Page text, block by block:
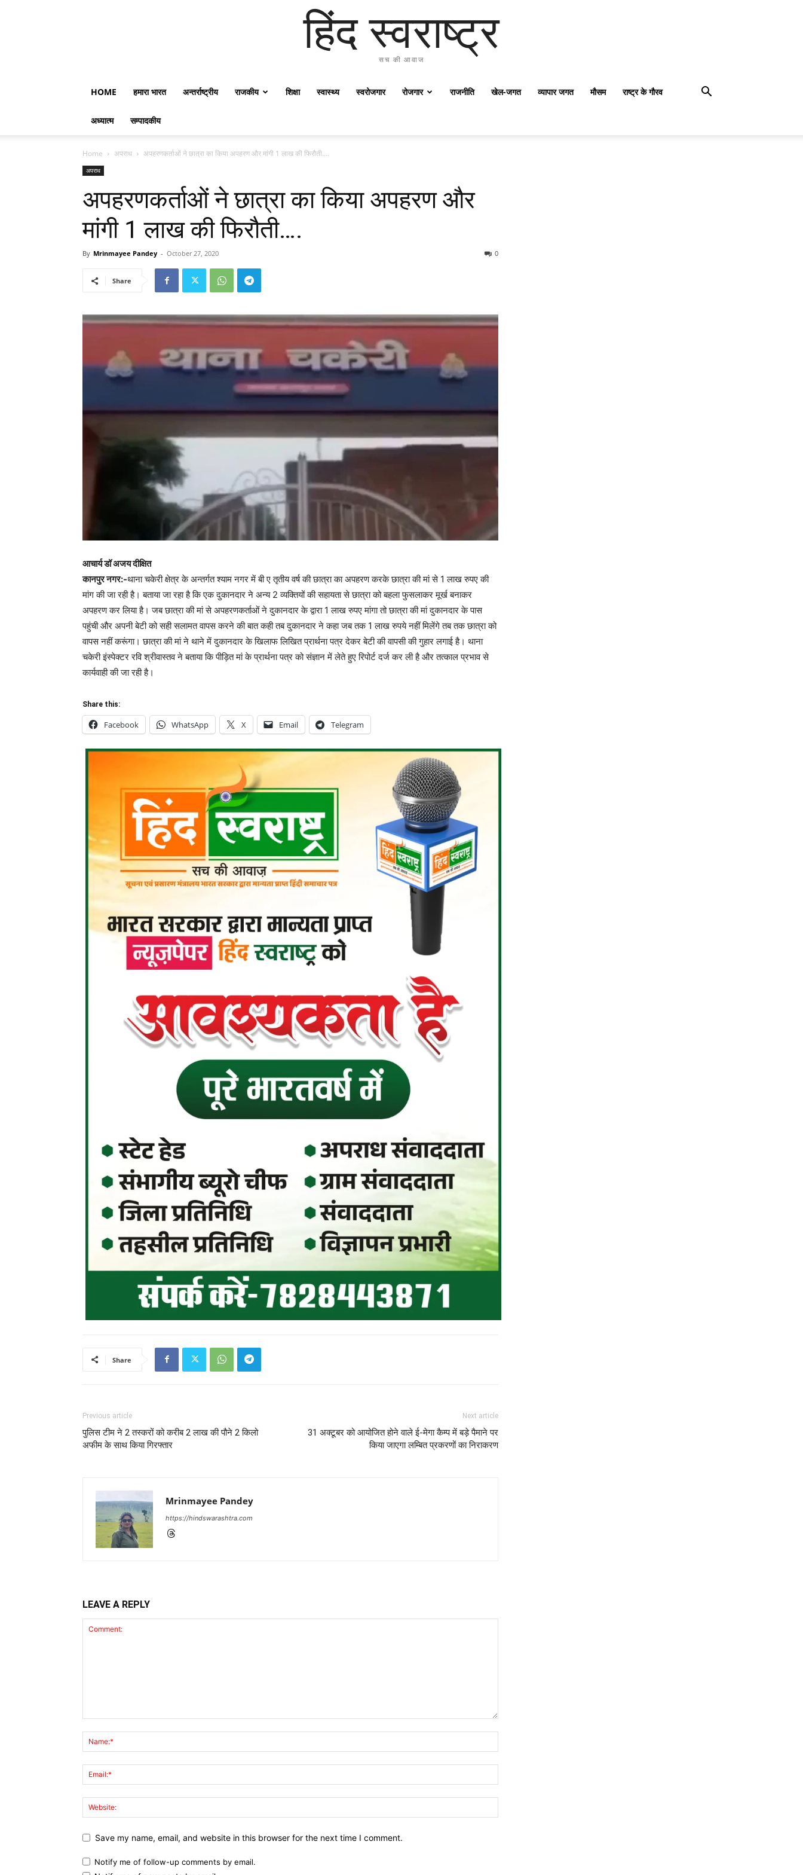
हिंद स्वराष्ट्र
सच की आवाज
HOME हमारा भारत अन्तर्राष्ट्रीय राजकीय शिक्षा स्वास्थ्य स्वरोजगार रोजगार राजनीति खेल-जगत व्यापार जगत मौसम राष्ट्र के गौरव
अध्यात्म सम्पादकीय
Home अपराध अपहरणकर्ताओं ने छात्रा का किया अपहरण और मांगी 1 लाख की फिरौती….
अपराध
अपहरणकर्ताओं ने छात्रा का किया अपहरण और
मांगी 1 लाख की फिरौती….
By Mrinmayee Pandey - October 27, 2020 0
Share
आचार्य डॉ अजय दीक्षित
कानपुर नगर:-थाना चकेरी क्षेत्र के अन्तर्गत श्याम नगर में बी ए तृतीय वर्ष की छात्रा का अपहरण करके छात्रा की मां से 1 लाख रुपए की
मांग की जा रही है। बताया जा रहा है कि एक दुकानदार ने अन्य 2 व्यक्तियों की सहायता से छात्रा को बहला फुसलाकर मूर्ख बनाकर
अपहरण कर लिया है। जब छात्रा की मां से अपहरणकर्ताओं ने दुकानदार के द्वारा 1 लाख रुपए मांगा तो छात्रा की मां दुकानदार के पास
पहुंची और अपनी बेटी को सही सलामत वापस करने की बात कही तब दुकानदार ने कहा जब तक 1 लाख रुपये नहीं मिलेंगे तब तक छात्रा को
वापस नहीं करूंगा। छात्रा की मां ने थाने में दुकानदार के खिलाफ लिखित प्रार्थना पत्र देकर बेटी की वापसी की गुहार लगाई है। थाना
चकेरी इंस्पेक्टर रवि श्रीवास्तव ने बताया कि पीड़ित मां के प्रार्थना पत्र को संज्ञान में लेते हुए रिपोर्ट दर्ज कर ली है और तत्काल प्रभाव से
कार्यवाही की जा रही है।
Share this:
Facebook WhatsApp X Email Telegram
Share
Previous article
पुलिस टीम ने 2 तस्करों को करीब 2 लाख की पौने 2 किलो
अफीम के साथ किया गिरफ्तार
Next article
31 अक्टूबर को आयोजित होने वाले ई-मेगा कैम्प में बड़े पैमाने पर
किया जाएगा लम्बित प्रकरणों का निराकरण
Mrinmayee Pandey
https://hindswarashtra.com
LEAVE A REPLY
Save my name, email, and website in this browser for the next time I comment.
Notify me of follow-up comments by email.